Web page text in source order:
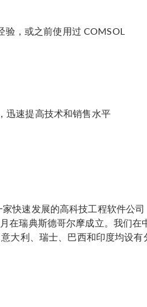
验，或之前使用过 COMSOL
迅速提高技术和销售水平
快速发展的高科技工程软件公
在瑞典斯德哥尔摩成立。我们在
大利、瑞士、巴西和印度均设有